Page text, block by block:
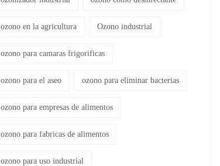
ozono en la agricultura Ozono industrial
ozono para camaras frigorificas
ozono para el aseo ozono para eliminar bacterias
ozono para empresas de alimentos
ozono para fabricas de alimentos
ozono para uso industrial